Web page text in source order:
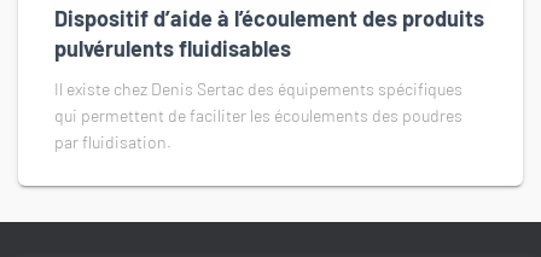
Dispositif d’aide à l’écoulement des produits
pulvérulents fluidisables
Il existe chez Denis Sertac des équipements spécifiques
qui permettent de faciliter les écoulements des poudres
par fluidisation.